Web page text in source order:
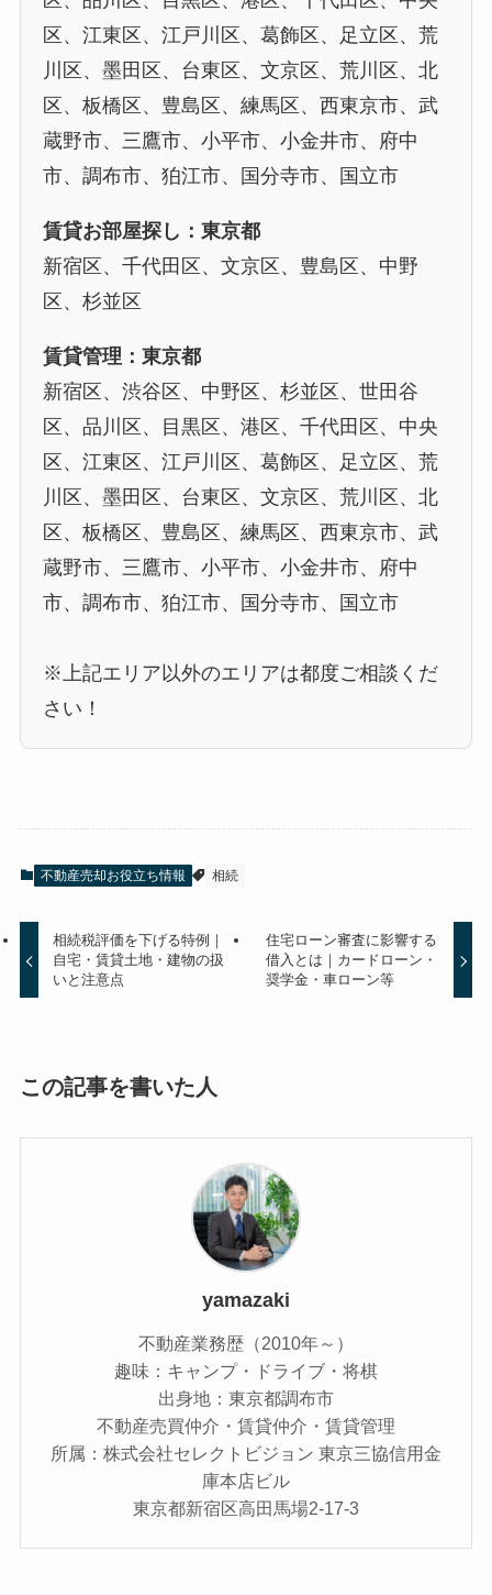
区、江東区、江戸川区、葛飾区、足立区、荒
川区、墨田区、台東区、文京区、荒川区、北
区、板橋区、豊島区、練馬区、西東京市、武
蔵野市、三鷹市、小平市、小金井市、府中
市、調布市、狛江市、国分寺市、国立市
賃貸お部屋探し：東京都
新宿区、千代田区、文京区、豊島区、中野
区、杉並区
賃貸管理：東京都
新宿区、渋谷区、中野区、杉並区、世田谷
区、品川区、目黒区、港区、千代田区、中央
区、江東区、江戸川区、葛飾区、足立区、荒
川区、墨田区、台東区、文京区、荒川区、北
区、板橋区、豊島区、練馬区、西東京市、武
蔵野市、三鷹市、小平市、小金井市、府中
市、調布市、狛江市、国分寺市、国立市
※上記エリア以外のエリアは都度ご相談くだ
さい！
不動産売却お役立ち情報 相続
相続税評価を下げる特例｜
自宅・賃貸土地・建物の扱
いと注意点
住宅ローン審査に影響する
借入とは｜カードローン・
奨学金・車ローン等
この記事を書いた人
yamazaki
不動産業務歴（2010年～）
趣味：キャンプ・ドライブ・将棋
出身地：東京都調布市
不動産売買仲介・賃貸仲介・賃貸管理
所属：株式会社セレクトビジョン 東京三協信用金
庫本店ビル
東京都新宿区高田馬場2-17-3